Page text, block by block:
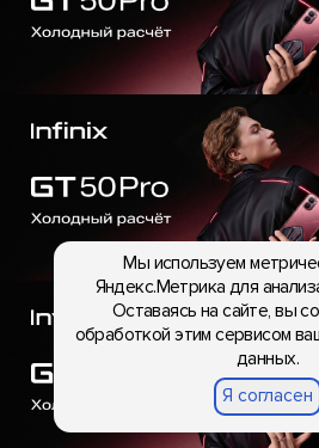
Мы используем
Яндекс.Метрика для
Оставаясь на сайте, вы
обработкой этим сервисом
данных.
Я согласен